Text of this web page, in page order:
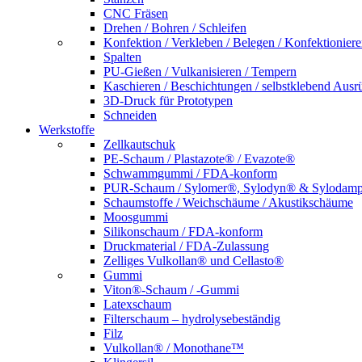
CNC Fräsen
Drehen / Bohren / Schleifen
Konfektion / Verkleben / Belegen /
Spalten
PU-Gießen / Vulkanisieren / Tempern
Kaschieren / Beschichtungen / selbstklebend
3D-Druck für Prototypen
Schneiden
Werkstoffe
Zellkautschuk
PE-Schaum / Plastazote® / Evazote®
Schwammgummi / FDA-konform
PUR-Schaum / Sylomer®, Sylodyn® &
Schaumstoffe / Weichschäume / Akustikschäume
Moosgummi
Silikonschaum / FDA-konform
Druckmaterial / FDA-Zulassung
Zelliges Vulkollan® und Cellasto®
Gummi
Viton®-Schaum / -Gummi
Latexschaum
Filterschaum – hydrolysebeständig
Filz
Vulkollan® / Monothane™